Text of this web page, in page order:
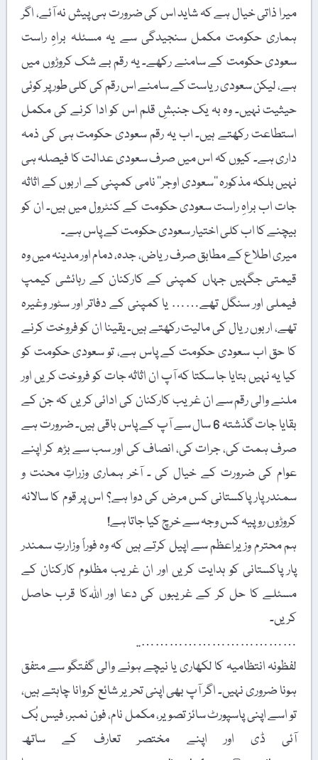
میرا ذاتی خیال ہے کہ شاید اس کی ضرورت ہی پیش نہ آئے، اگر
ہماری حکومت مکمل سنجیدگی سے یہ مسئلہ براہِ راست
سعودی حکومت کے سامنے رکھے۔ یہ رقم بے شک کروڑوں میں
ہے، لیکن سعودی ریاست کے سامنے اس رقم کی کلی طور پر کوئی
حیثیت نہیں۔ وہ بہ یک جنبشِ قلم اس کو ادا کرنے کی مکمل
استطاعت رکھتے ہیں۔ اب یہ رقم سعودی حکومت ہی کی ذمہ
داری ہے۔ کیوں کہ اس میں صرف سعودی عدالت کا فیصلہ ہی
نہیں بلکہ مذکورہ ’’سعودی اوجر‘‘ نامی کمپنی کے اربوں کے اثاثہ
جات اب براہِ راست سعودی حکومت کے کنٹرول میں ہیں۔ ان کو
بیچنے کا اب کلی اختیار سعودی حکومت کے پاس ہے۔
میری اطلاع کے مطابق صرف ریاض، جدہ، دمام اور مدینہ میں وہ
قیمتی جگہیں جہاں کمپنی کے کارکنان کے رہائشی کیمپ
فیملی اور سنگل تھے…… یا کمپنی کے دفاتر اور سٹور وغیرہ
تھے، اربوں ریال کی مالیت رکھتے ہیں۔ یقینا ان کو فروخت کرنے
کا حق اب سعودی حکومت کے پاس ہے، تو سعودی حکومت کو
کیا یہ نہیں بتایا جا سکتا کہ آپ ان اثاثہ جات کو فروخت کریں اور
ملنے والی رقم سے ان غریب کارکنان کی ادائی کریں کہ جن کے
بقایا جات گذشتہ 6 سال سے آپ کے پاس باقی ہیں۔ ضرورت ہے
صرف ہمت کی، جرات کی، انصاف کی اور سب سے بڑھ کر اپنے
عوام کی ضرورت کے خیال کی ۔ آخر ہماری وزراتِ محنت و
سمندر پار پاکستانی کس مرض کی دوا ہے؟ اس پر قوم کا سالانہ
کروڑوں روپیہ کس وجہ سے خرچ کیا جاتا ہے!
ہم محترم وزیراعظم سے اپیل کرتے ہیں کہ وہ فوراً وزارتِ سمندر
پار پاکستانی کو ہدایت کریں اور ان غریب مظلوم کارکنان کے
مسئلے کا حل کر کے غریبوں کی دعا اور اﷲکا قرب حاصل
کریں۔
……………………………..
لفظونہ انتظامیہ کا لکھاری یا نیچے ہونے والی گفتگو سے متفق
ہونا ضروری نہیں۔ اگر آپ بھی اپنی تحریر شائع کروانا چاہتے ہیں،
تو اسے اپنی پاسپورٹ سائز تصویر، مکمل نام، فون نمبر، فیس بُک
آئی ڈی اور اپنے مختصر تعارف کے ساتھ